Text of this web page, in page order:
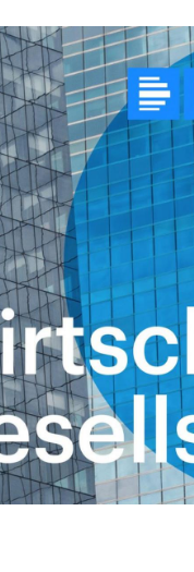
den mächtigsten
Ländern der Erde, mit
großem Einfluss auf das
aktuelle Weltgeschehen.